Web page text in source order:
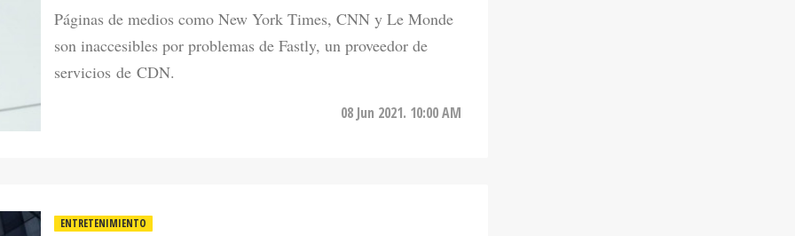
Páginas de medios como New York Times, CNN y Le Monde
son inaccesibles por problemas de Fastly, un proveedor de
servicios de CDN.
08 Jun 2021. 10:00 AM
ENTRETENIMIENTO